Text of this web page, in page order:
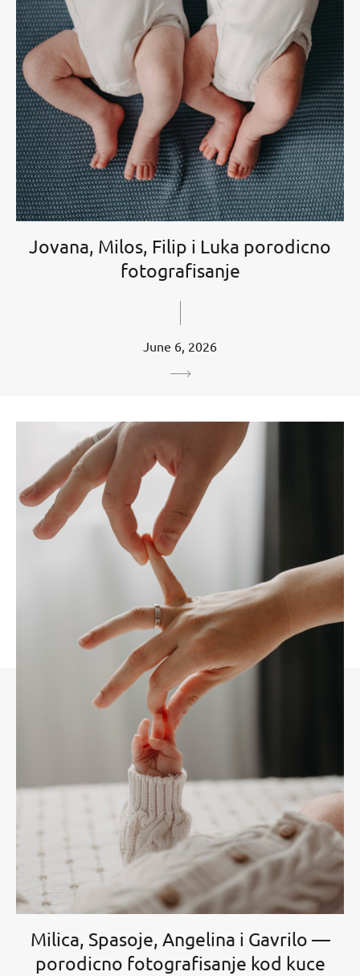
Jovana, Milos, Filip i Luka porodicno
fotografisanje
June 6, 2026
Milica, Spasoje, Angelina i Gavrilo —
porodicno fotografisanje kod kuce